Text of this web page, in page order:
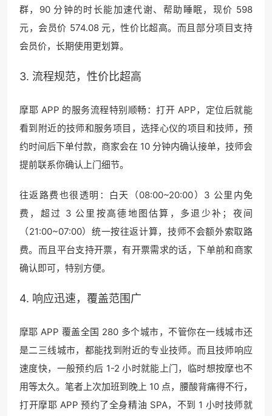
群，90 分钟的时长能加速代谢、帮助睡眠，现价 598
元，会员价 574.08 元，性价比超高。而且部分项目支持
会员价，长期使用更划算。
3. 流程规范，性价比超高
摩耶 APP 的服务流程特别顺畅：打开 APP，定位后就能
看到附近的技师和服务项目，选择心仪的项目和技师，预
约时间后下单付款，商家会在 10 分钟内确认接单，技师会
提前联系你确认上门细节。
往返路费也很透明：白天（08:00~20:00）3 公里内免
费，超过 3 公里按高德地图估算，多退少补；夜间
（21:00~07:00）统一按往返计算，技师不会额外索取路
费。而且平台支持开票，有开票需求的话，下单前和商家
确认即可，特别方便。
4. 响应迅速，覆盖范围广
摩耶 APP 覆盖全国 280 多个城市，不管你在一线城市还
是二三线城市，都能找到附近的专业技师。而且技师响应
速度快，一般预约后 1-2 小时就能上门，临时想按摩也不
用等太久。笔者上次加班到晚上 10 点，腰酸背痛得不行，
打开摩耶 APP 预约了全身精油 SPA，不到 1 小时技师就